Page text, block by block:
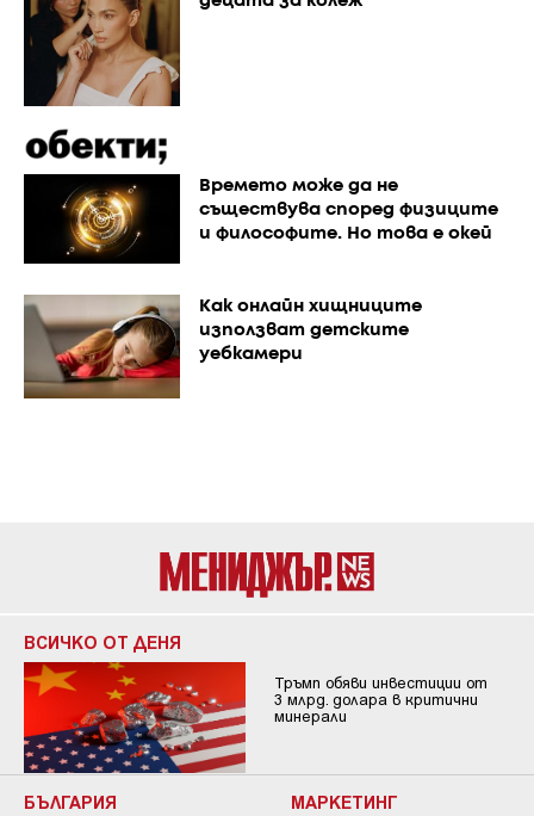
Времето може да не
съществува според физиците
и философите. Но това е окей
Как онлайн хищниците
използват детските
уебкамери
ВСИЧКО ОТ ДЕНЯ
Тръмп обяви инвестиции от
3 млрд. долара в критични
минерали
БЪЛГАРИЯ МАРКЕТИНГ